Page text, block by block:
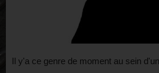
Il y'a ce genre de moment au sein